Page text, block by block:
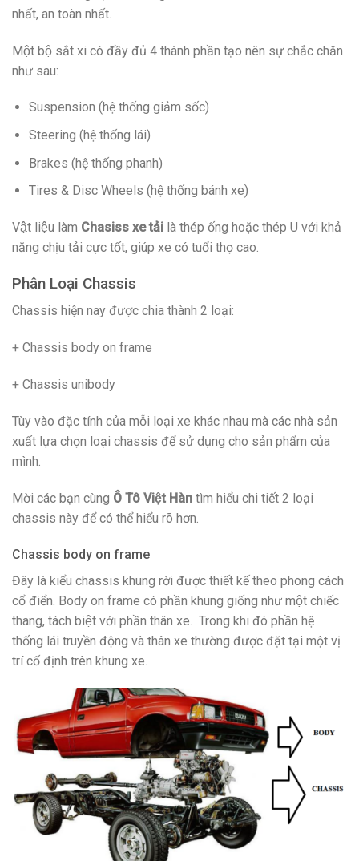
nhất, an toàn nhất.
Một bộ sắt xi có đầy đủ 4 thành phần tạo nên sự chắc chăn
như sau:
Suspension (hệ thống giảm sốc)
Steering (hệ thống lái)
Brakes (hệ thống phanh)
Tires & Disc Wheels (hệ thống bánh xe)
Vật liệu làm Chasiss xe tải là thép ống hoặc thép U với khả
năng chịu tải cực tốt, giúp xe có tuổi thọ cao.
Phân Loại Chassis
Chassis hiện nay được chia thành 2 loại:
+ Chassis body on frame
+ Chassis unibody
Tùy vào đặc tính của mỗi loại xe khác nhau mà các nhà sản
xuất lựa chọn loại chassis để sử dụng cho sản phẩm của
mình.
Mời các bạn cùng Ô Tô Việt Hàn tìm hiểu chi tiết 2 loại
chassis này để có thể hiểu rõ hơn.
Chassis body on frame
Đây là kiểu chassis khung rời được thiết kế theo phong cách
cổ điển. Body on frame có phần khung giống như một chiếc
thang, tách biệt với phần thân xe. Trong khi đó phần hệ
thống lái truyền động và thân xe thường được đặt tại một vị
trí cố định trên khung xe.